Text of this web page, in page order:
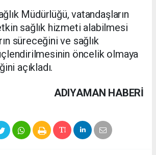
Müdürlüğü, vatandaşların
sağlık hizmeti alabilmesi
süreceğini ve sağlık
öncelik olmaya
açıkladı.
ADIYAMAN HABERİ